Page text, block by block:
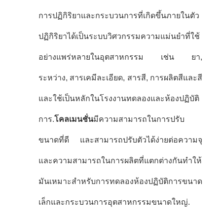
การปฏิกิริยาและกระบวนการที่เกิดขึ้นภายในตัว
ปฏิกิริยาได้เป็นระบบวิศวกรรมความแม่นยําที่ใช้
อย่างแพร่หลายในอุตสาหกรรม เช่น ยา,
ระหว่าง, สารเคมีละเอียด, สารสี, การผลิตสีและสี
และใช้เป็นหลักในโรงงานทดลองและห้องปฏิบัติ
การ.โคลเมนชั่นมีความสามารถในการปรับ
ขนาดที่ดี และสามารถปรับตัวได้ง่ายต่อความจุ
และความสามารถในการผลิตที่แตกต่างกันทําให้
มันเหมาะสําหรับการทดลองห้องปฏิบัติการขนาด
เล็กและกระบวนการอุตสาหกรรมขนาดใหญ่.